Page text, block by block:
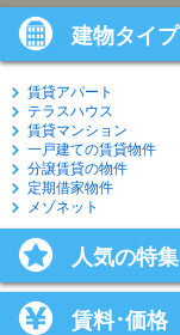
建物タイプ
賃貸アパート
テラスハウス
賃貸マンション
一戸建ての賃貸物件
分譲賃貸の物件
定期借家物件
メゾネット
人気の特集
賃料･価格